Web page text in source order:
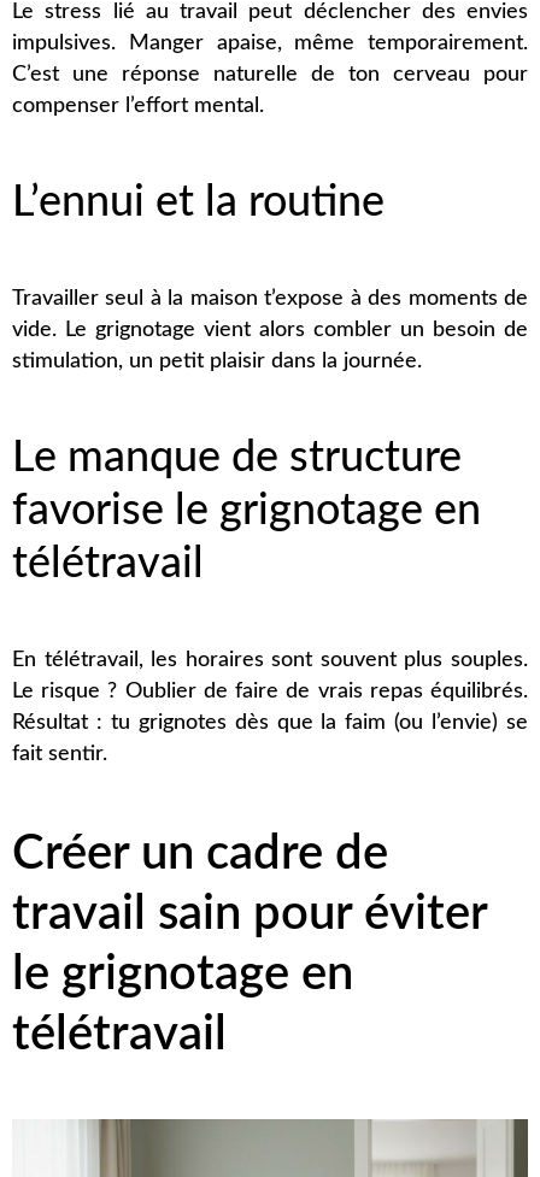
Le stress lié au travail peut déclencher des envies
impulsives. Manger apaise, même temporairement.
C’est une réponse naturelle de ton cerveau pour
compenser l’effort mental.
L’ennui et la routine
Travailler seul à la maison t’expose à des moments de
vide. Le grignotage vient alors combler un besoin de
stimulation, un petit plaisir dans la journée.
Le manque de structure
favorise le grignotage en
télétravail
En télétravail, les horaires sont souvent plus souples.
Le risque ? Oublier de faire de vrais repas équilibrés.
Résultat : tu grignotes dès que la faim (ou l’envie) se
fait sentir.
Créer un cadre de
travail sain pour éviter
le grignotage en
télétravail